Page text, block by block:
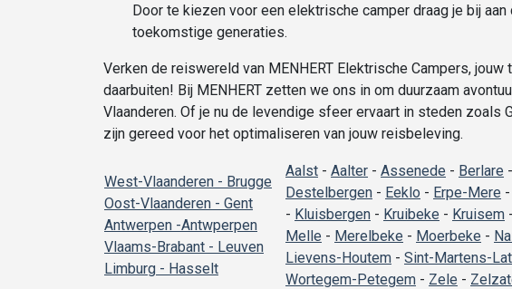
Door te kiezen voor een elektrische camper draag je bij
toekomstige generaties.
Verken de reiswereld van MENHERT Elektrische Campers,
daarbuiten! Bij MENHERT zetten we ons in om duurzaam
Vlaanderen. Of je nu de levendige sfeer ervaart in steden zoals
zijn gereed voor het optimaliseren van jouw reisbeleving.
West-Vlaanderen - Brugge
Oost-Vlaanderen - Gent
Antwerpen -Antwperpen
Vlaams-Brabant - Leuven
Limburg - Hasselt
Aalst - Aalter - Assenede - Berlare -
Destelbergen - Eeklo - Erpe-Mere -
- Kluisbergen - Kruibeke - Kruisem -
Melle - Merelbeke - Moerbeke -
Lievens-Houtem - Sint-Martens-
Wortegem-Petegem - Zele -